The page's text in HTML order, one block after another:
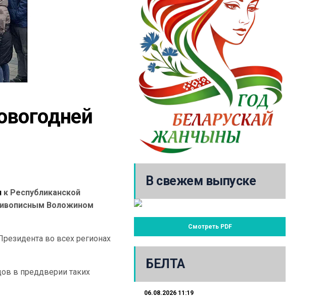
к Республиканской
Воложином
во всех регионах
в преддверии таких
В свежем выпуске
Смотреть PDF
БЕЛТА
06.08.2026 11:19